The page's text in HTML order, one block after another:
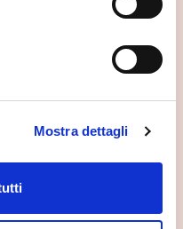
Mostra dettagli